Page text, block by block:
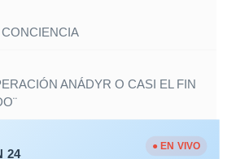
ANÁDYR O CASI EL FIN
24
● EN VIVO